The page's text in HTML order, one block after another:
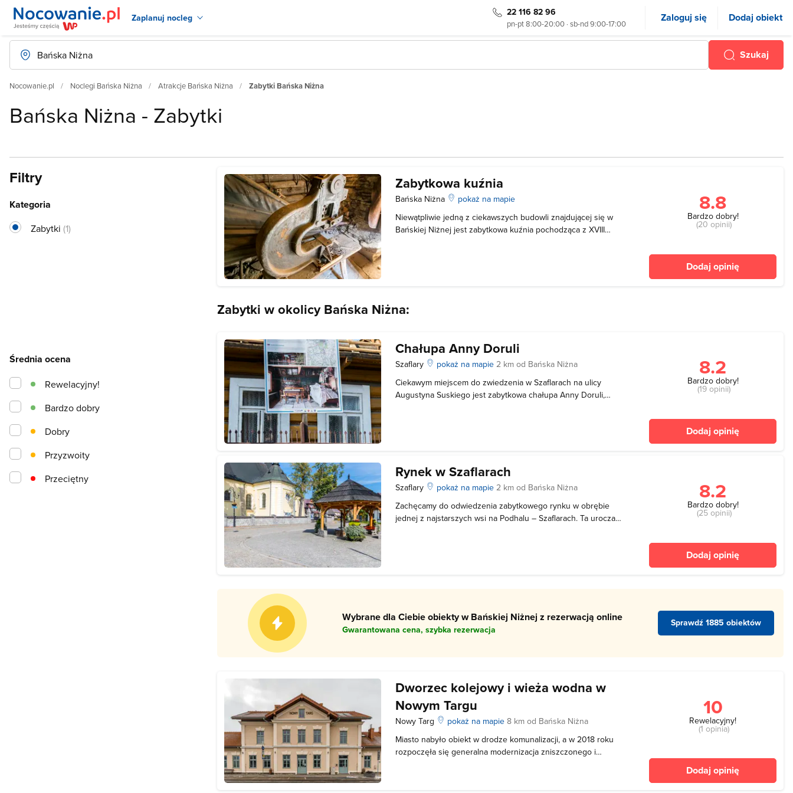
Zaplanuj nocleg 22 116 82 96
pn-pt 8:00-20:00 · sb-nd 9:00-17:00 Zaloguj się Dodaj obiekt
Szukaj
Nocowanie.pl Noclegi Bańska Niżna Atrakcje Bańska Niżna Zabytki Bańska Niżna
Bańska Niżna - Zabytki
Zabytkowa kuźnia
Bańska Niżna
pokaż na mapie
Niewątpliwie jedną z ciekawszych budowli znajdującej się w
Bańskiej Niżnej jest zabytkowa kuźnia pochodząca z XVIII
8.8
Bardzo dobry!
(20 opinii)
Dodaj opinię
Zabytki w okolicy Bańska Niżna:
Chałupa Anny Doruli
Szaflary pokaż na mapie2 km od Bańska Niżna
Ciekawym miejscem do zwiedzenia w Szaflarach na ulicy
Augustyna Suskiego jest zabytkowa chałupa Anny Doruli,
8.2
Bardzo dobry!
(19 opinii)
Dodaj opinię
Rynek w Szaflarach
Szaflary pokaż na mapie2 km od Bańska Niżna
Zachęcamy do odwiedzenia zabytkowego rynku w obrębie
jednej z najstarszych wsi na Podhalu – Szaflarach. Ta urocza
8.2
Bardzo dobry!
(25 opinii)
Dodaj opinię
Wybrane dla Ciebie obiekty w Bańskiej Niżnej z rezerwacją online
Gwarantowana cena, szybka rezerwacja
Sprawdź 1885 obiektów
Dworzec kolejowy i wieża wodna w
Nowym Targu
Nowy Targ pokaż na mapie8 km od Bańska Niżna
Miasto nabyło obiekt w drodze komunalizacji, a w 2018 roku
rozpoczęła się generalna modernizacja zniszczonego i
10
Rewelacyjny!
(1 opinia)
Dodaj opinię
Filtry
Kategoria
Zabytki (1)
Średnia ocena
Przeciętny
Przyzwoity
Dobry
Bardzo dobry
Rewelacyjny!